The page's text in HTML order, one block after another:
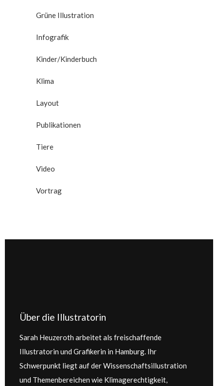
Grüne Illustration
Infografik
Kinder/Kinderbuch
Klima
Layout
Publikationen
Tiere
Video
Vortrag
Über die Illustratorin
Sarah Heuzeroth arbeitet als freischaffende
Illustratorin und Grafikerin in Hamburg. Ihr
Schwerpunkt liegt auf der Wissenschaftsillustration
und Themenbereichen wie Klimagerechtigkeit,